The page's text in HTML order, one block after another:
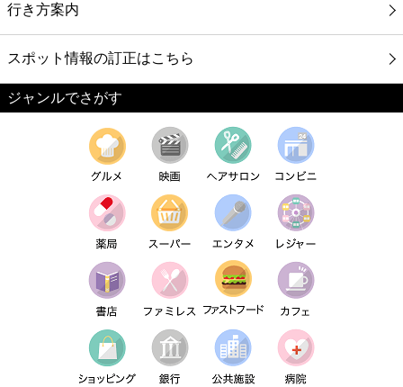
行き方案内
スポット情報の訂正はこちら
ジャンルでさがす